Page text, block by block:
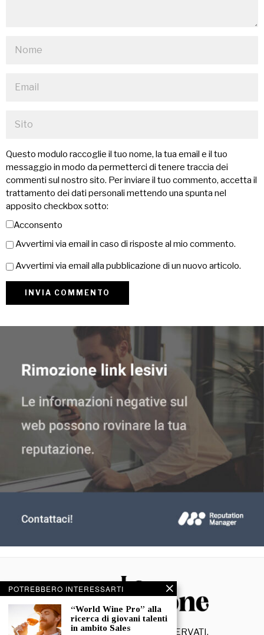
Questo modulo raccoglie il tuo nome, la tua email e il tuo
messaggio in modo da permetterci di tenere traccia dei
commenti sul nostro sito. Per inviare il tuo commento, accetta il
trattamento dei dati personali mettendo una spunta nel
apposito checkbox sotto:
Acconsento
Avvertimi via email in caso di risposte al mio commento.
Avvertimi via email alla pubblicazione di un nuovo articolo.
© 2026- TUTTI I DIRITTI RISERVATI.
POTREBBERO INTERESSARTI
“World Wine Pro” alla
ricerca di giovani talenti
in ambito Sales